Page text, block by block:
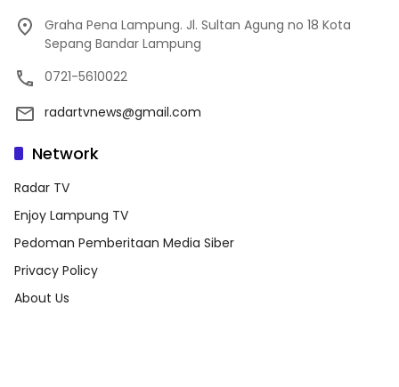
Graha Pena Lampung. Jl. Sultan Agung no 18 Kota
Sepang Bandar Lampung
0721-5610022
radartvnews@gmail.com
Network
Radar TV
Enjoy Lampung TV
Pedoman Pemberitaan Media Siber
Privacy Policy
About Us